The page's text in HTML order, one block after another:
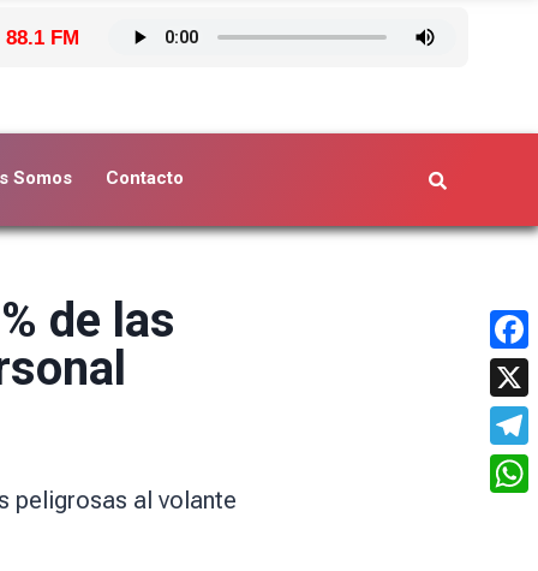
88.1 FM
Somos Contacto
de las
peligrosas al volante
X